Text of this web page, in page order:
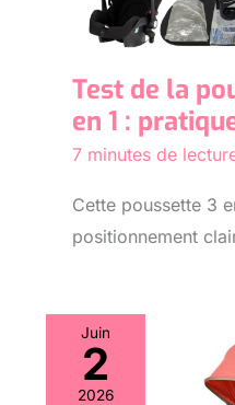
Test de la
en 1 :
7 minutes de
Cette poussette 3
positionnement
Juin
2
2026